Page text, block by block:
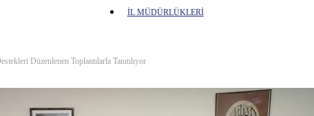
İL MÜDÜRLÜKLERİ
Düzenlenen Toplantılarla Tanıtılıyor